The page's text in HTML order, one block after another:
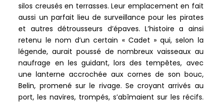
silos creusés en terrasses. Leur emplacement en fait
aussi un parfait lieu de surveillance pour les pirates
et autres détrousseurs d’épaves. L’histoire a ainsi
retenu le nom d’un certain « Cadet » qui, selon la
légende, aurait poussé de nombreux vaisseaux au
naufrage en les guidant, lors des tempêtes, avec
une lanterne accrochée aux cornes de son bouc,
Belin, promené sur le rivage. Se croyant arrivés au
port, les navires, trompés, s’abîmaient sur les récifs.